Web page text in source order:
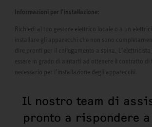
Informazioni per l’installazione:
Richiedi al tuo gestore elettrico locale o a un
installare gli apparecchi che non sono
dire pronti per il collegamento a spina. L’elettricista
essere in grado di aiutarti ad ottenere il contratto
necessario per l’installazione degli apparecchi.
Il nostro team di
pronto a rispondere